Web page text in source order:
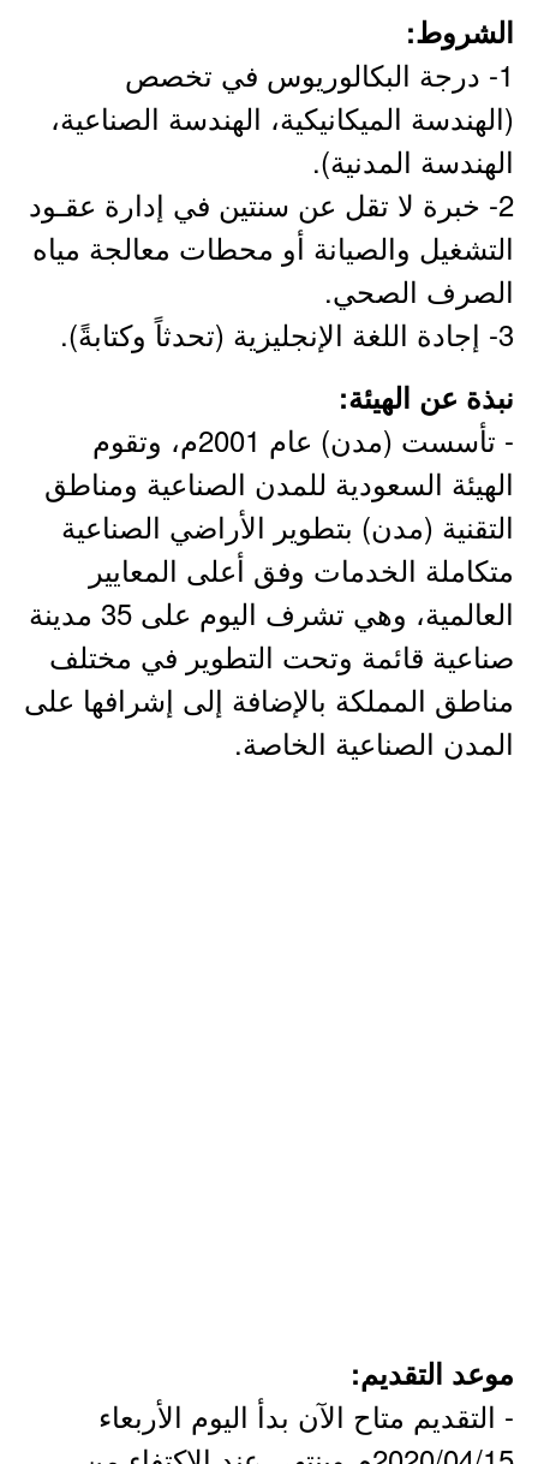
الشروط:
1- درجة البكالوريوس في تخصص
(الهندسة الميكانيكية، الهندسة الصناعية،
الهندسة المدنية).
2- خبرة لا تقل عن سنتين في إدارة عقـود
التشغيل والصيانة أو محطات معالجة مياه
الصرف الصحي.
3- إجادة اللغة الإنجليزية (تحدثاً وكتابةً).
نبذة عن الهيئة:
- تأسست (مدن) عام 2001م، وتقوم
الهيئة السعودية للمدن الصناعية ومناطق
التقنية (مدن) بتطوير الأراضي الصناعية
متكاملة الخدمات وفق أعلى المعايير
العالمية، وهي تشرف اليوم على 35 مدينة
صناعية قائمة وتحت التطوير في مختلف
مناطق المملكة بالإضافة إلى إشرافها على
المدن الصناعية الخاصة.
موعد التقديم:
- التقديم متاح الآن بدأ اليوم الأربعاء